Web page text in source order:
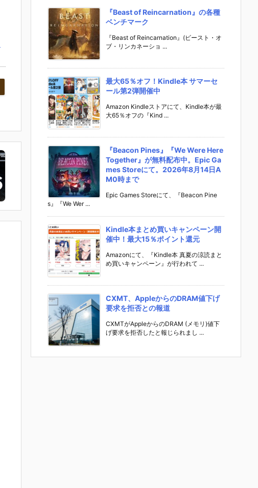
『Beast of Reincarnation』の各種
ベンチマーク
『Beast of Reincarnation』(ビースト・オ
ブ・リンカネーショ ...
最大65％オフ！Kindle本 サマーセ
ール第2弾開催中
Amazon Kindleストアにて、Kindle本が最
大65％オフの『Kind ...
『Beacon Pines』『We Were Here
Together』が無料配布中。Epic Ga
mes Storeにて。2026年8月14日A
M0時まで
Epic Games Storeにて、『Beacon Pine
s』『We Wer ...
Kindle本まとめ買いキャンペーン開
催中！最大15％ポイント還元
Amazonにて、『Kindle本 真夏の涼読まと
め買いキャンペーン』が行われて ...
CXMT、AppleからのDRAM値下げ
要求を拒否との報道
CXMTがAppleからのDRAM (メモリ)値下
げ要求を拒否したと報じられまし ...